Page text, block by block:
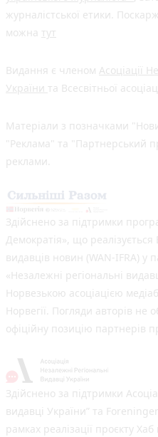
журналістської етики.
можна тут
Видання є членом Асоціації
України та Всесвітньої
Матеріали з позначками
"Реклама" та "Партнерський
реклами.
Здійснено за підтримки
Демократія», що реалізується
видавців новин (WAN-IFRA) у
«Незалежні регіональні
Норвезькою асоціацією
Норвегії. Погляди авторів не
офіційну позицію партнерів
Здійснено за підтримки
видавці України” та
рамках реалізації проєкту